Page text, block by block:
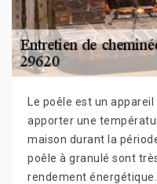
Le poêle est un
apporter une
maison durant la
poêle à granulé sont
rendement